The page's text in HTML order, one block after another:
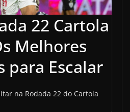
22 Cartola
Melhores
para Escalar
na Rodada 22 do Cartola